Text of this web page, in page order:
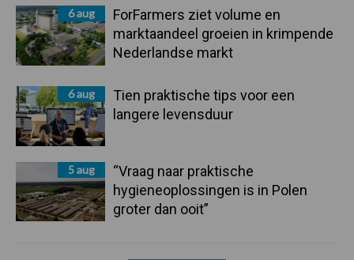
6 aug
ForFarmers ziet volume en
marktaandeel groeien in krimpende
Nederlandse markt
6 aug
Tien praktische tips voor een
langere levensduur
5 aug
“Vraag naar praktische
hygieneoplossingen is in Polen
groter dan ooit”